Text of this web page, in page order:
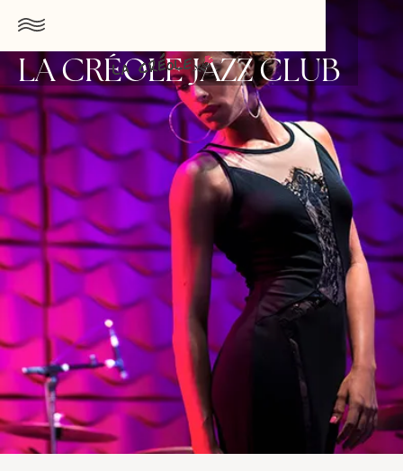
LA CRÉOLE JAZZ CLUB